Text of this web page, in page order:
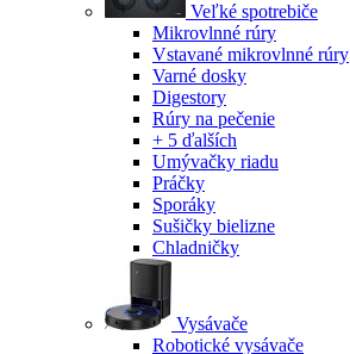
Veľké spotrebiče
Mikrovlnné rúry
Vstavané mikrovlnné rúry
Varné dosky
Digestory
Rúry na pečenie
+ 5 ďalších
Umývačky riadu
Práčky
Sporáky
Sušičky bielizne
Chladničky
Vysávače
Robotické vysávače